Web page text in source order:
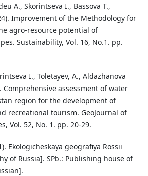
A., Skorintseva I., Bassova T.,
Improvement of the Methodology for
agro-resource potential of
Sustainability, Vol. 16, No.1. pp.
I., Toletayev, A., Aldazhanova
Comprehensive assessment of water
region for the development of
recreational tourism. GeoJournal of
Vol. 52, No. 1. pp. 20-29.
Ekologicheskaya geografiya Rossii
of Russia]. SPb.: Publishing house of